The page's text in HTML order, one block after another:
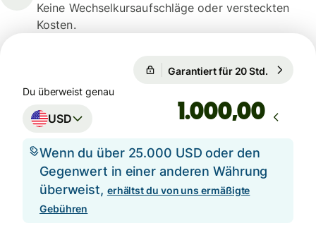
Keine Wechselkursaufschläge oder versteckten
Kosten.
Garantiert für 20 Std.
Du überweist genau
USD ,00
Wenn du über 25.000 USD oder den
Gegenwert in einer anderen Währung
überweist, erhältst du von uns ermäßigte
Gebühren